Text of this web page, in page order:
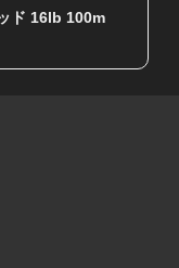
ド 16lb 100m